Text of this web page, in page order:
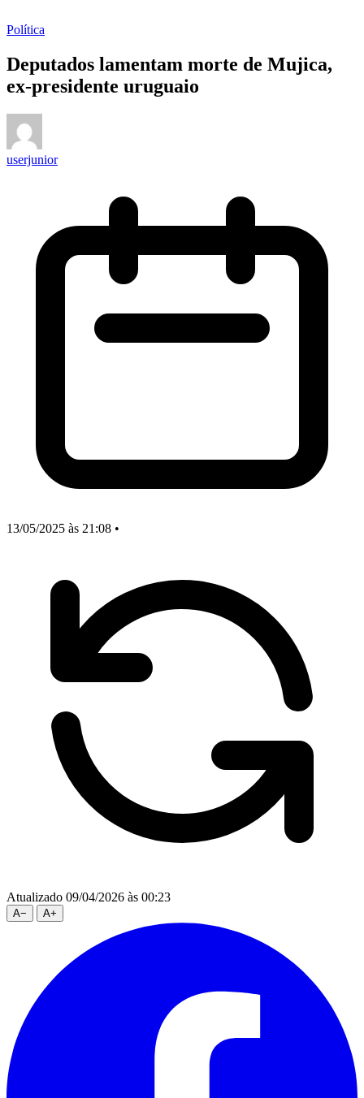
Política
Deputados lamentam morte de Mujica,
ex-presidente uruguaio
userjunior
13/05/2025 às 21:08 •
Atualizado 09/04/2026 às 00:23
A− A+